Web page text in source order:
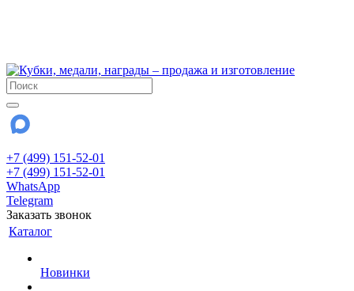
+7 (499) 151-52-01
+7 (499) 151-52-01
WhatsApp
Telegram
Заказать звонок
Каталог
Новинки